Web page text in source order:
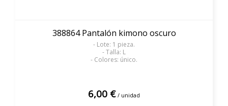
388864 Pantalón kimono oscuro
- Lote: 1 pieza.
- Talla: L
- Colores: único.
6,00 € / unidad